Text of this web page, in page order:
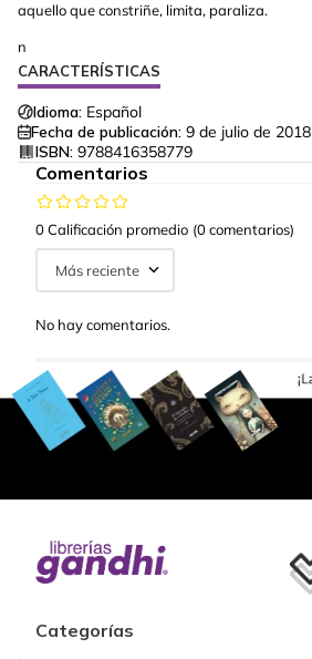
aquello que constriñe, limita, paraliza.
n
CARACTERÍSTICAS
Idioma: Español
Fecha de publicación: 9 de julio de 2018
ISBN: 9788416358779
Comentarios
0 Calificación promedio (0 comentarios)
Más reciente
No hay comentarios.
Categorías